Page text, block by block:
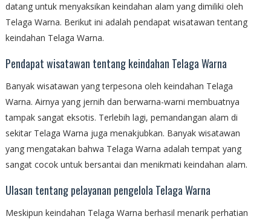
datang untuk menyaksikan keindahan alam yang dimiliki oleh
Telaga Warna. Berikut ini adalah pendapat wisatawan tentang
keindahan Telaga Warna.
Pendapat wisatawan tentang keindahan Telaga Warna
Banyak wisatawan yang terpesona oleh keindahan Telaga
Warna. Airnya yang jernih dan berwarna-warni membuatnya
tampak sangat eksotis. Terlebih lagi, pemandangan alam di
sekitar Telaga Warna juga menakjubkan. Banyak wisatawan
yang mengatakan bahwa Telaga Warna adalah tempat yang
sangat cocok untuk bersantai dan menikmati keindahan alam.
Ulasan tentang pelayanan pengelola Telaga Warna
Meskipun keindahan Telaga Warna berhasil menarik perhatian